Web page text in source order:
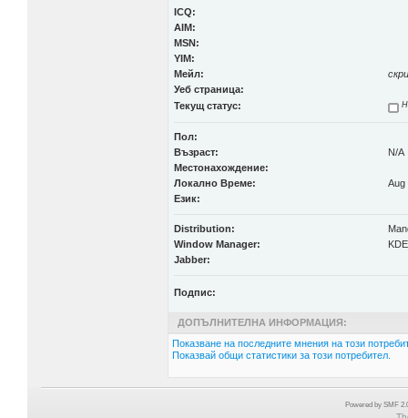
ICQ:
AIM:
MSN:
YIM:
Мейл:
Уеб страница:
Текущ статус:
Пол:
Възраст:
N/A
Местонахождение:
Локално Време:
Aug
Език:
Distribution:
Window Manager:
Jabber:
Подпис:
ДОПЪЛНИТЕЛНА ИНФОРМАЦИЯ:
Показване на последните мнения на този
Показвай общи статистики за този потребител.
Powered by SMF